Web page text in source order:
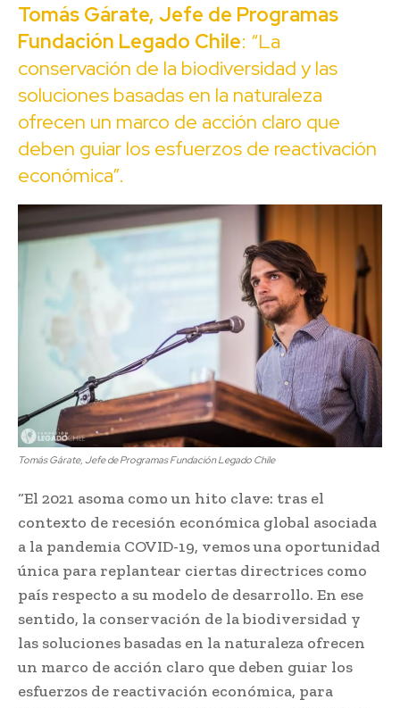
Tomás Gárate, Jefe de Programas
Fundación Legado Chile: “La
conservación de la biodiversidad y las
soluciones basadas en la naturaleza
ofrecen un marco de acción claro que
deben guiar los esfuerzos de reactivación
económica”.
Tomás Gárate, Jefe de Programas Fundación Legado Chile
“El 2021 asoma como un hito clave: tras el
contexto de recesión económica global asociada
a la pandemia COVID-19, vemos una oportunidad
única para replantear ciertas directrices como
país respecto a su modelo de desarrollo. En ese
sentido, la conservación de la biodiversidad y
las soluciones basadas en la naturaleza ofrecen
un marco de acción claro que deben guiar los
esfuerzos de reactivación económica, para